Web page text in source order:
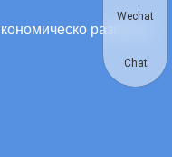
развитие
Wechat
Chat